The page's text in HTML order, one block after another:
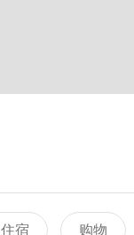
住宿 购物